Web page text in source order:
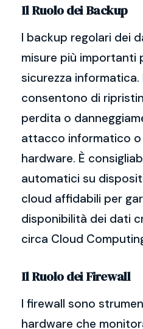
Il Ruolo dei Backup
I backup regolari dei
misure più importanti
sicurezza informatica.
consentono di
perdita o
attacco informatico o
hardware. È
automatici su
cloud affidabili per
disponibilità dei dati
circa Cloud
Il Ruolo dei Firewall
I firewall sono
hardware che